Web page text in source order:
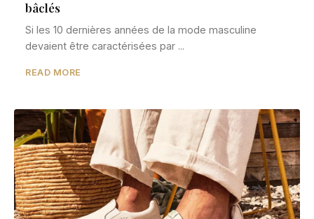
bâclés
Si les 10 dernières années de la mode masculine
devaient être caractérisées par ...
READ MORE